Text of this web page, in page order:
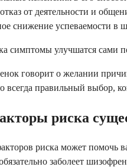
от деятельности и
снижение успеваемости в
симптомы улучшатся сами
говорит о желании
правильный выбор,
риска
риска может помочь
заболеет